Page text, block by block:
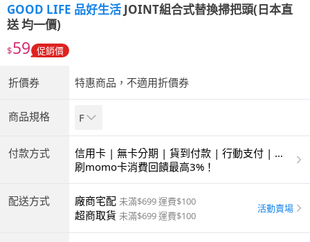
GOOD LIFE 品好生活 JOINT組合式替換掃把頭(日本直
送 均一價)
$59 促銷價
折價券 特惠商品，不適用折價券
商品規格 F
付款方式
信用卡 | 無卡分期 | 貨到付款 | 行動支付 | 超
商付款 | ATM | 銀聯卡
刷momo卡消費回饋最高3%！
配送方式 廠商宅配 未滿$699 運費$100
超商取貨 未滿$699 運費$100
活動賣場